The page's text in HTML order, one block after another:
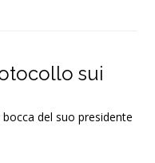
sui
del suo presidente